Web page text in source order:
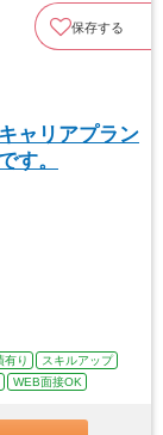
保存する
ャリアプラン
す。
有り
スキルアップ
WEB面接OK